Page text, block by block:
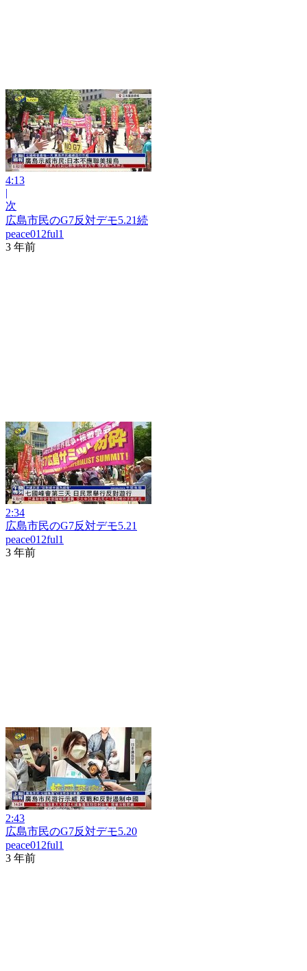
4:13
|
次
広島市民のG7反対デモ5.21続
peace012ful1
3 年前
2:34
広島市民のG7反対デモ5.21
peace012ful1
3 年前
2:43
広島市民のG7反対デモ5.20
peace012ful1
3 年前